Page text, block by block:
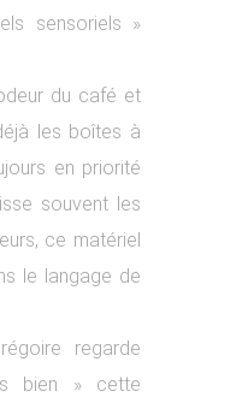
sensoriels »
du café et
les boîtes à
en priorité
souvent les
ce matériel
le langage de
regarde
bien » cette